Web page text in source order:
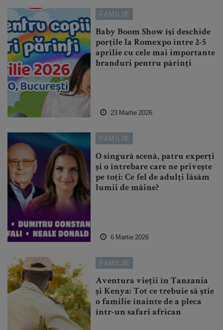
FAMILIE
Baby Boom Show îşi deschide
porţile la Romexpo între 2-5
aprilie cu cele mai importante
branduri pentru părinți
23 Martie 2026
FAMILIE
O singură scenă, patru experți
și o întrebare care ne privește
pe toți: Ce fel de adulți lăsăm
lumii de mâine?
6 Martie 2026
FAMILIE
Aventura vieții în Tanzania
și Kenya: Tot ce trebuie să știe
o familie înainte de a pleca
într-un safari african